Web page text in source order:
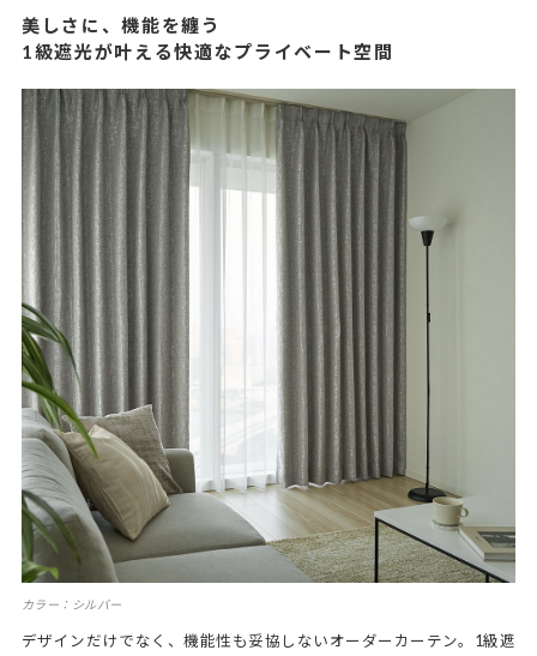
美しさに、機能を纏う
1級遮光が叶える快適なプライベート空間
カラー：シルバー
デザインだけでなく、機能性も妥協しないオーダーカーテン。1級遮